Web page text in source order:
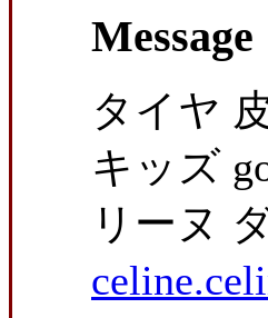
Message
タイヤ
キッズ
リーヌ